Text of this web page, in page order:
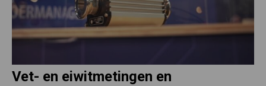
Vet- en eiwitmetingen en